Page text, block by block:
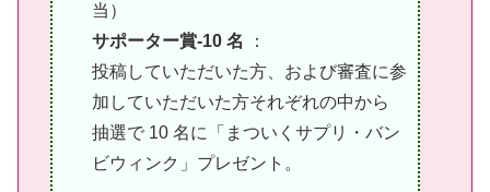
当）
サポーター賞-10 名
：
投稿していただいた方、および審査に参
加していただいた方それぞれの中から
抽選で 10 名に「まついくサプリ・バン
ビウィンク」プレゼント。